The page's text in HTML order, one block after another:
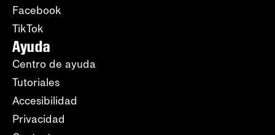
Facebook
TikTok
Ayuda
Centro de ayuda
Tutoriales
Accesibilidad
Privacidad